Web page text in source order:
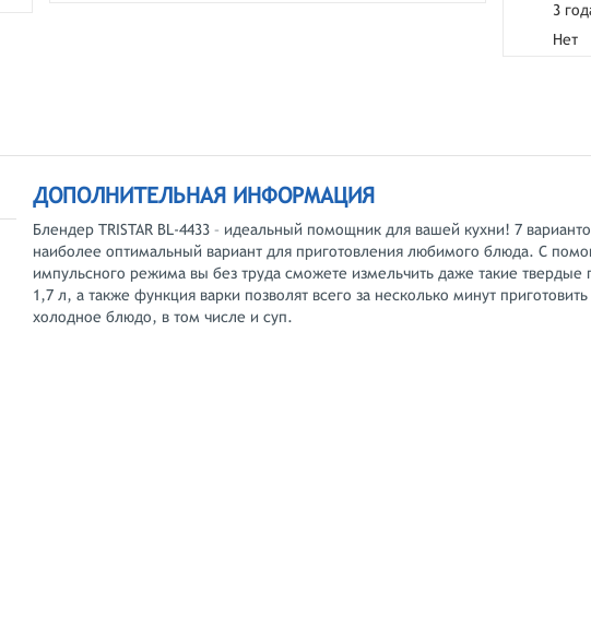
3
Нет
ДОПОЛНИТЕЛЬНАЯ ИНФОРМАЦИЯ
Блендер TRISTAR BL-4433 – идеальный помощник для вашей кухни! 7
наиболее оптимальный вариант для приготовления любимого блюда. С
импульсного режима вы без труда сможете измельчить даже такие
1,7 л, а также функция варки позволят всего за несколько минут
холодное блюдо, в том числе и суп.